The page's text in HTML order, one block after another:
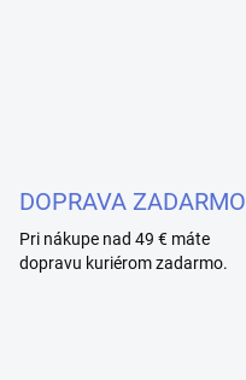
DOPRAVA ZADARMO
Pri nákupe nad 49 € máte
dopravu kuriérom zadarmo.